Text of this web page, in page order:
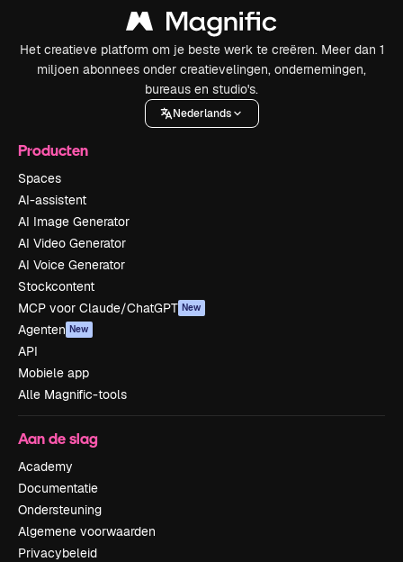
Het creatieve platform om je beste werk te creëren. Meer dan 1
miljoen abonnees onder creatievelingen, ondernemingen,
bureaus en studio's.
Nederlands
Producten
Spaces
AI-assistent
AI Image Generator
AI Video Generator
AI Voice Generator
Stockcontent
MCP voor Claude/ChatGPT New
Agenten New
API
Mobiele app
Alle Magnific-tools
Aan de slag
Academy
Documentatie
Ondersteuning
Algemene voorwaarden
Privacybeleid